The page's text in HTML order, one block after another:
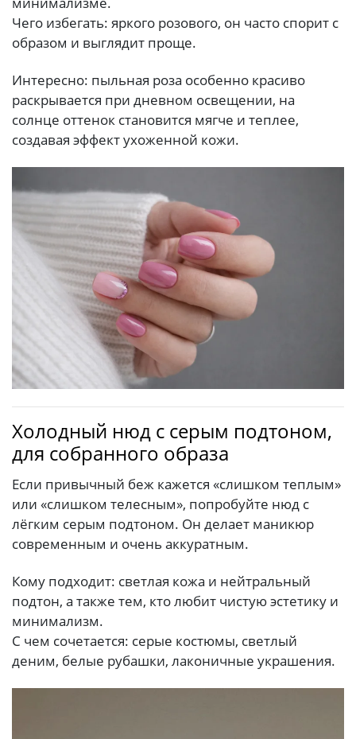
Чего избегать: яркого розового, он часто спорит с
образом и выглядит проще.
Интересно: пыльная роза особенно красиво
раскрывается при дневном освещении, на
солнце оттенок становится мягче и теплее,
создавая эффект ухоженной кожи.
Холодный нюд с серым подтоном,
для собранного образа
Если привычный беж кажется «слишком теплым»
или «слишком телесным», попробуйте нюд с
лёгким серым подтоном. Он делает маникюр
современным и очень аккуратным.
Кому подходит: светлая кожа и нейтральный
подтон, а также тем, кто любит чистую эстетику и
минимализм.
С чем сочетается: серые костюмы, светлый
деним, белые рубашки, лаконичные украшения.